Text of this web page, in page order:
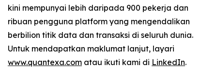
kini mempunyai lebih daripada 900 pekerja dan
ribuan pengguna platform yang mengendalikan
berbilion titik data dan transaksi di seluruh dunia.
Untuk mendapatkan maklumat lanjut, layari
www.quantexa.com atau ikuti kami di LinkedIn.